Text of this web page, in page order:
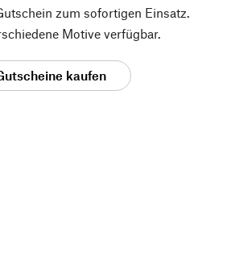
zum sofortigen Einsatz.
Motive verfügbar.
kaufen